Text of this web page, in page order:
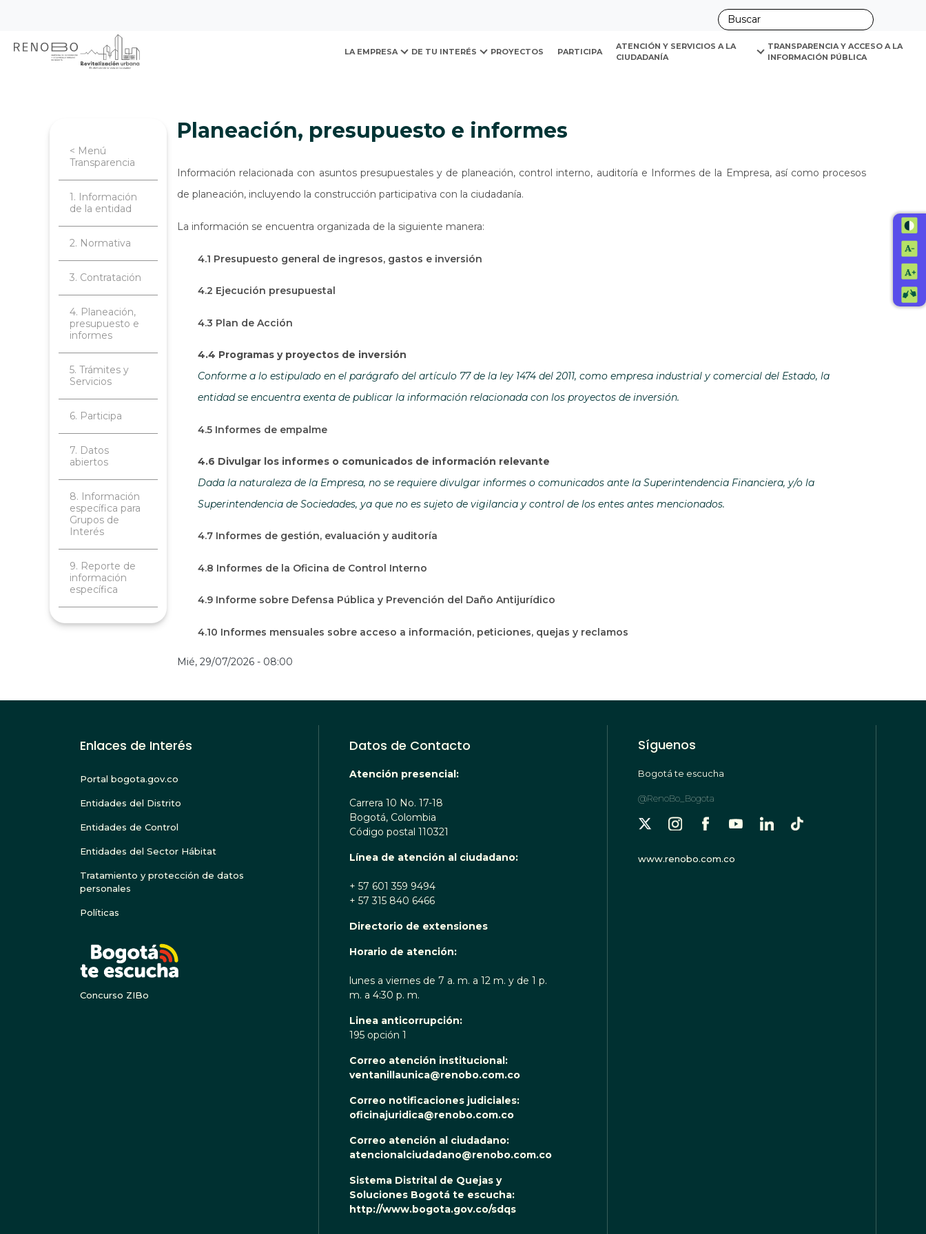
contenido
Sitio Web Empresa de Renovación y Desarrollo Urbano
LA EMPRESA DE TU INTERÉS PROYECTOS PARTICIPA
ATENCIÓN Y SERVICIOS A LA
CIUDADANÍA
TRANSPARENCIA Y ACCESO A LA
INFORMACIÓN PÚBLICA
< Menú
Transparencia
1. Información
de la entidad
2. Normativa
3. Contratación
4. Planeación,
presupuesto e
informes
5. Trámites y
Servicios
6. Participa
7. Datos
abiertos
8. Información
específica para
Grupos de
Interés
9. Reporte de
información
específica
Planeación, presupuesto e informes
Información relacionada con asuntos presupuestales y de planeación, control interno, auditoría e Informes de la Empresa, así como procesos
de planeación, incluyendo la construcción participativa con la ciudadanía.
La información se encuentra organizada de la siguiente manera:
4.1 Presupuesto general de ingresos, gastos e inversión
4.2 Ejecución presupuestal
4.3 Plan de Acción
4.4 Programas y proyectos de inversión
Conforme a lo estipulado en el parágrafo del artículo 77 de la ley 1474 del 2011, como empresa industrial y comercial del Estado, la
entidad se encuentra exenta de publicar la información relacionada con los proyectos de inversión.
4.5 Informes de empalme
4.6 Divulgar los informes o comunicados de información relevante
Dada la naturaleza de la Empresa, no se requiere divulgar informes o comunicados ante la Superintendencia Financiera, y/o la
Superintendencia de Sociedades, ya que no es sujeto de vigilancia y control de los entes antes mencionados.
4.7 Informes de gestión, evaluación y auditoría
4.8 Informes de la Oficina de Control Interno
4.9 Informe sobre Defensa Pública y Prevención del Daño Antijurídico
4.10 Informes mensuales sobre acceso a información, peticiones, quejas y reclamos
Mié, 29/07/2026 - 08:00
Enlaces de Interés
Portal bogota.gov.co
Entidades del Distrito
Entidades de Control
Entidades del Sector Hábitat
Tratamiento y protección de datos
personales
Políticas
Concurso ZIBo
Datos de Contacto
Atención presencial:
Carrera 10 No. 17-18
Bogotá, Colombia
Código postal 110321
Línea de atención al ciudadano:
+ 57 601 359 9494
+ 57 315 840 6466
Directorio de extensiones
Horario de atención:
lunes a viernes de 7 a. m. a 12 m. y de 1 p.
m. a 4:30 p. m.
Linea anticorrupción:
195 opción 1
Correo atención institucional:
ventanillaunica@renobo.com.co
Correo notificaciones judiciales:
oficinajuridica@renobo.com.co
Correo atención al ciudadano:
atencionalciudadano@renobo.com.co
Sistema Distrital de Quejas y
Soluciones Bogotá te escucha:
http://www.bogota.gov.co/sdqs
Síguenos
Bogotá te escucha
@RenoBo_Bogota
www.renobo.com.co